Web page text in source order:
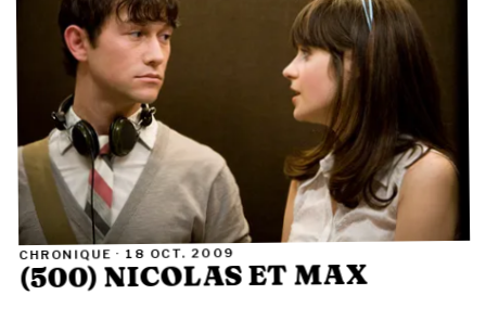
CHRONIQUE · 18 OCT. 2009
(500) NICOLAS ET MAX